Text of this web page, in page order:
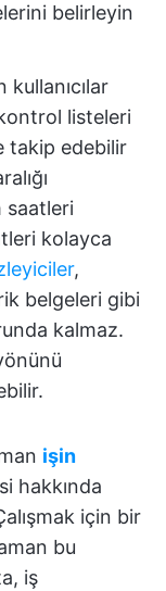
belirleyin
kullanıcılar
listeleri
takip edebilir
saatleri
kolayca
,
belgeleri gibi
kalmaz.
işin
hakkında
için bir
bu
iş